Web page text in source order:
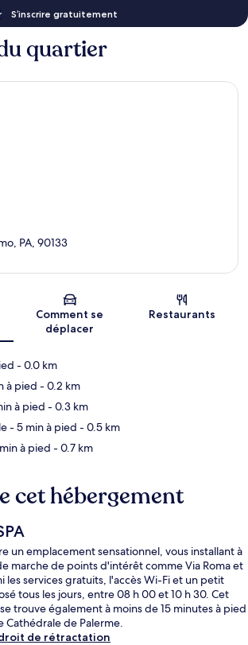
S’inscrire gratuitement
quartier
Carte
PA, 90133
Comment se
déplacer
Restaurants
- 0.0 km
à pied - 0.2 km
à pied - 0.3 km
- 5 min à pied - 0.5 km
à pied - 0.7 km
cet hébergement
un emplacement sensationnel, vous installant à
marche de points d'intérêt comme Via Roma et
les services gratuits, l'accès Wi-Fi et un petit
tous les jours, entre 08 h 00 et 10 h 30. Cet
trouve également à moins de 15 minutes à pied
de Palerme.
de rétractation